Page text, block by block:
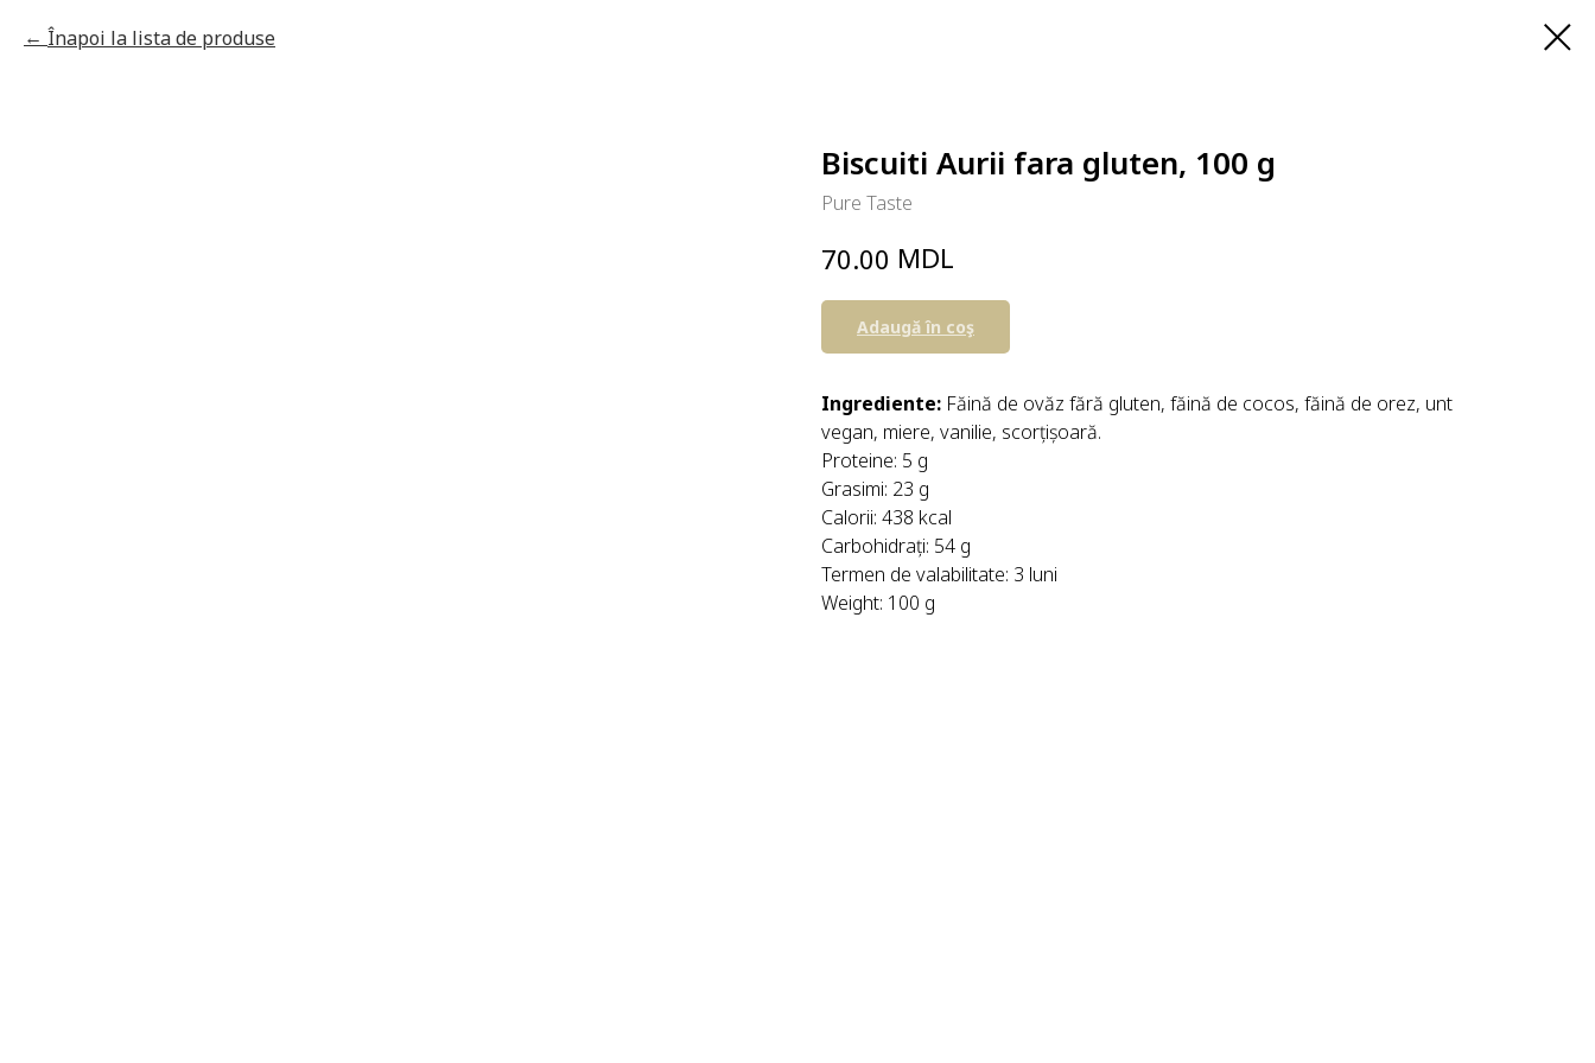
Înapoi la lista de produse
Biscuiti Aurii fara gluten, 100 g
Pure Taste
70.00 MDL
Adaugă în coş
Ingrediente: Făină de ovăz fără gluten, făină de cocos, făină de orez, unt
vegan, miere, vanilie, scorțișoară.
Proteine: 5 g
Grasimi: 23 g
Calorii: 438 kcal
Carbohidrați: 54 g
Termen de valabilitate: 3 luni
Weight: 100 g